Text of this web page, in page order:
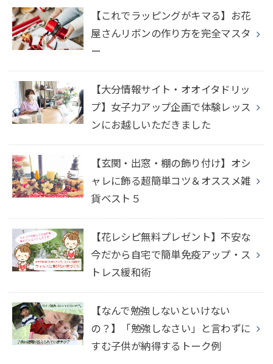
【これでラッピングがキマる】お花
屋さんリボンの作り方を完全マスタ
ー
【大分情報サイト・オオイタドリッ
プ】女子力アップ企画で体験レッス
ンにお越しいただきました
【玄関・出窓・棚の飾り付け】オシ
ャレに飾る超簡単コツ＆オススメ雑
貨ベスト５
【花レシピ無料プレゼント】不安な
今だから自宅で簡単免疫アップ・ス
トレス緩和術
【なんで勉強しないといけない
の？】「勉強しなさい」と言わずに
すむ子供が納得するトーク例